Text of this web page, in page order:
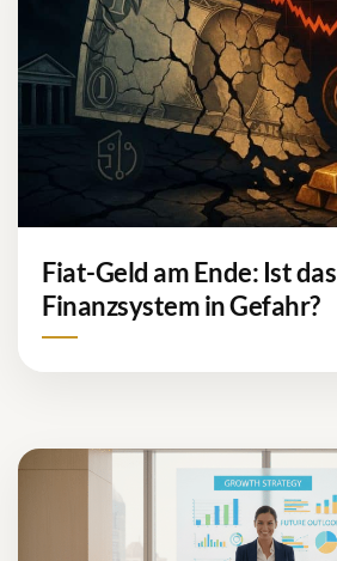
Fiat-Geld am Ende: Ist das
Finanzsystem in Gefahr?